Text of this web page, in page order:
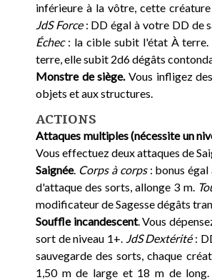
inférieure à la vôtre, cette
JdS Force: DD égal à votre DD de
Échec : la cible subit l'état À terre.
terre, elle subit 2d6 dégâts
Monstre de siège. Vous infligez
objets et aux structures.
ACTIONS
Attaques multiples (nécessite un
Vous effectuez deux attaques de
Saignée. Corps à corps : bonus
d'attaque des sorts, allonge 3 m.
modificateur de Sagesse dégâts
Souffle incandescent. Vous
sort de niveau 1+. JdS Dextérité:
sauvegarde des sorts, chaque
1,50 m de large et 18 m de long.